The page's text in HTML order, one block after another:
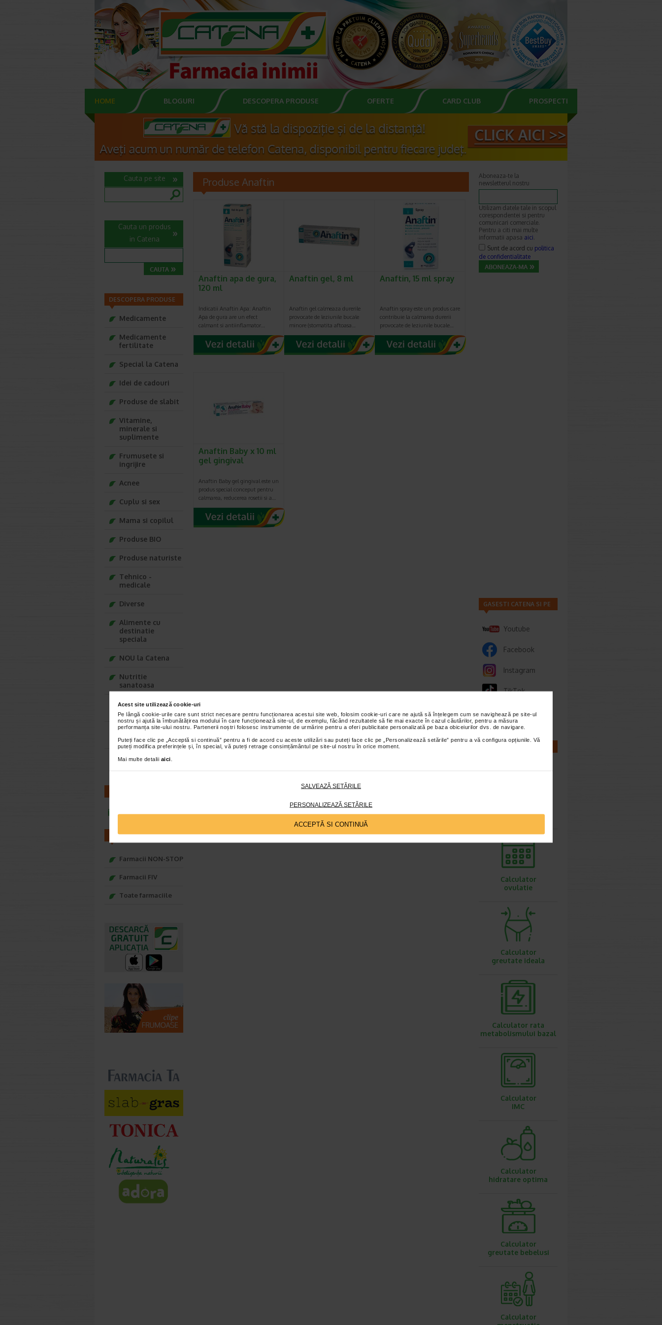
Acest site utilizează cookie-uri
Pe lângă cookie-urile care sunt strict necesare pentru funcționarea acestui site web, folosim cookie-uri care ne ajută să înțelegem cum se navighează pe site-ul
nostru și ajută la îmbunătățirea modului în care funcționează site-ul, de exemplu, făcând rezultatele să fie mai exacte în cazul căutărilor, pentru a măsura
performanța site-ului nostru. Partenerii noștri folosesc instrumente de urmărire pentru a oferi publicitate personalizată pe baza obiceiurilor dvs. de navigare.
Puteți face clic pe „Acceptă si continuă” pentru a fi de acord cu aceste utilizări sau puteți face clic pe „Personalizează setările” pentru a vă configura opțiunile. Vă
puteți modifica preferințele și, în special, vă puteți retrage consimțământul pe site-ul nostru în orice moment.
Mai multe detalii aici
SALVEAZĂ SETĂRILE
PERSONALIZEAZĂ SETĂRILE
ACCEPTĂ SI CONTINUĂ
HOME BLOGURI DESCOPERA PRODUSE OFERTE CARD CLUB PROSPECTE
Produse Anaftin
Anaftin apa de gura,
120 ml
Indicatii Anaftin Apa: Anaftin
Apa de gura are un efect
calmant si antiinflamator…
Anaftin gel, 8 ml
Anaftin gel calmeaza durerile
provocate de leziunile bucale
minore (stomatita aftoasa…
Anaftin, 15 ml spray
Anaftin spray este un produs care
contribuie la calmarea durerii
provocate de leziunile bucale…
Anaftin Baby x 10 ml
gel gingival
Anaftin Baby gel gingival este un
produs special conceput pentru
calmarea, reducerea rosetii si a…
Cauta pe site
Cauta un produs
in Catena
DESCOPERA PRODUSE
Medicamente
Medicamente
fertilitate
Special la Catena
Idei de cadouri
Produse de slabit
Vitamine,
minerale si
suplimente
Frumusete si
ingrijire
Acnee
Cuplu si sex
Mama si copilul
Produse BIO
Produse naturiste
Tehnico -
medicale
Diverse
Alimente cu
destinatie
speciala
NOU la Catena
Nutritie
sanatoasa
Ce Oftapic ti se
potriveste
Adora – Adorabili
din prima clipa
Seturi cadou
infoline@catena.ro
FARMACII
Farmacii NON-STOP
Farmacii FIV
Toate farmaciile
Aboneaza-te la
newsletterul nostru
Utilizam datele tale in scopul
corespondentei si pentru
comunicari comerciale.
Pentru a citi mai multe
informatii apasa aici.
Sunt de acord cu politica
de confidentialitate
GASESTI CATENA SI PE
Youtube
Facebook
Instagram
TikTok
Whatsapp
sarcina
Calculator
ovulatie
Calculator
greutate ideala
Calculator rata
metabolismului bazal
Calculator
IMC
Calculator
hidratare optima
Calculator
greutate bebelusi
Calculator